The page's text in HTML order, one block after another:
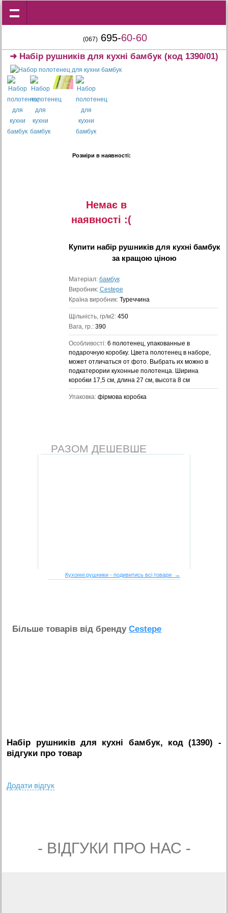
(067) 695-60-60
➜ Набір рушників для кухні бамбук (код 1390/01)
Розміри в наявності:
Немає в
наявностi :(
Купити набір рушників для кухні бамбук
за кращою ціною
Матеріал: бамбук
Виробник: Cestepe
Країна виробник: Туреччина
Щільність, гр/м2: 450
Вага, гр.: 390
Особливості: 6 полотенец, упакованные в
подарочную коробку. Цвета полотенец в наборе,
может отличаться от фото. Выбрать их можно в
подкатерории кухонные полотенца. Ширина
коробки 17,5 см, длина 27 см, высота 8 см
Упаковка: фірмова коробка
РАЗОМ ДЕШЕВШЕ
Кухонні рушники - подивитись всі товари →
Бiльше товарiв вiд брендуCestepe
Набір рушників для кухні бамбук, код (1390) -
вiдгуки про товар
Додати вiдгук
- ВIДГУКИ ПРО НАС -